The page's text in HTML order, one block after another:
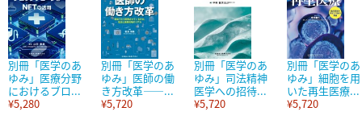
別冊「医学のあ
ゆみ」医療分野
におけるブロ...
¥5,280
別冊「医学のあ
ゆみ」医師の働
き方改革――...
¥5,720
別冊「医学のあ
ゆみ」司法精神
医学への招待...
¥5,720
別冊「医学のあ
ゆみ」細胞を用
いた再生医療...
¥5,720